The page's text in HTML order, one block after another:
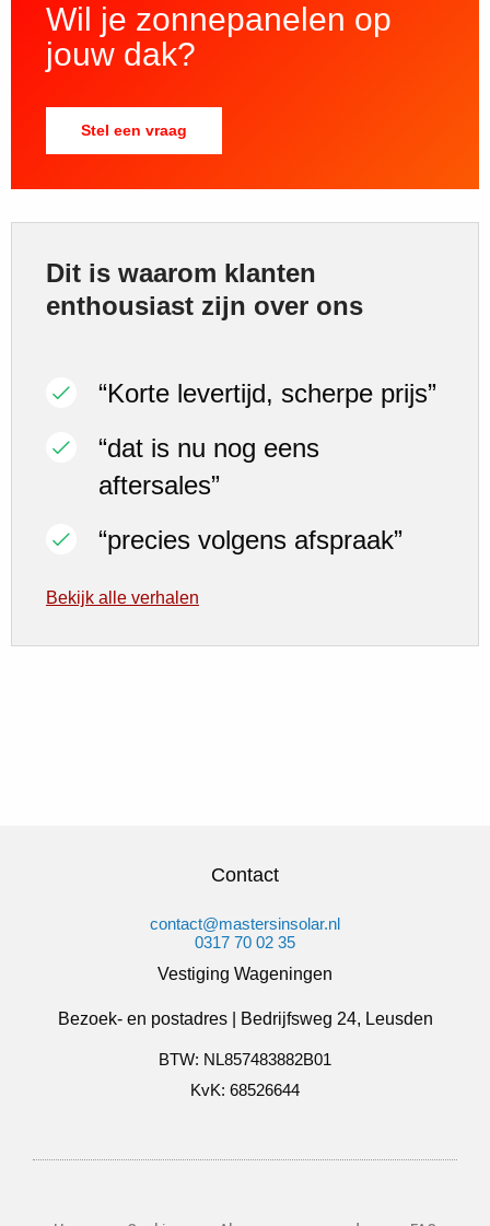
Wil je zonnepanelen op
jouw dak?
Stel een vraag
Dit is waarom klanten
enthousiast zijn over ons
“Korte levertijd, scherpe prijs”
“dat is nu nog eens
aftersales”
“precies volgens afspraak”
Bekijk alle verhalen
Contact
contact@mastersinsolar.nl
0317 70 02 35
Vestiging Wageningen
Bezoek- en postadres | Bedrijfsweg 24, Leusden
BTW: NL857483882B01
KvK: 68526644